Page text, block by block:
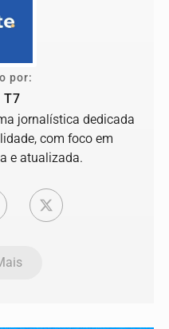
por:
T7
jornalística dedicada
com foco em
e atualizada.